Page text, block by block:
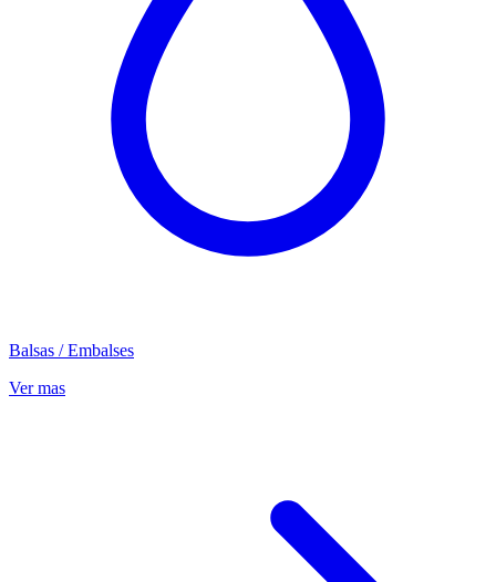
Balsas / Embalses
Ver mas